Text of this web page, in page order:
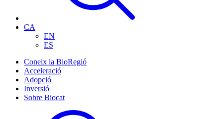
CA
EN
ES
Coneix la BioRegió
Acceleració
Adopció
Inversió
Sobre Biocat